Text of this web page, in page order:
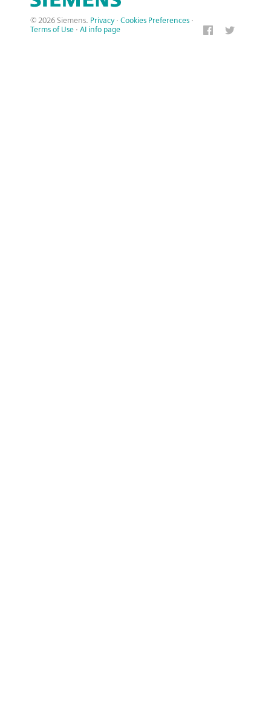
© 2026 Siemens. Privacy · Cookies Preferences ·
Terms of Use · AI info page